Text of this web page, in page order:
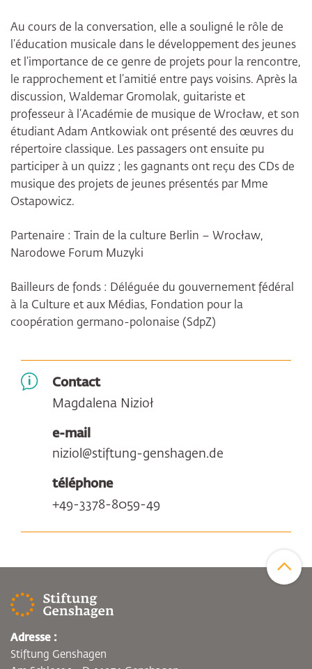
Au cours de la conversation, elle a souligné le rôle de
l’éducation musicale dans le développement des jeunes
et l’importance de ce genre de projets pour la rencontre,
le rapprochement et l’amitié entre pays voisins. Après la
discussion, Waldemar Gromolak, guitariste et
professeur à l’Académie de musique de Wrocław, et son
étudiant Adam Antkowiak ont présenté des œuvres du
répertoire classique. Les passagers ont ensuite pu
participer à un quizz ; les gagnants ont reçu des CDs de
musique des projets de jeunes présentés par Mme
Ostapowicz.
Partenaire : Train de la culture Berlin – Wrocław,
Narodowe Forum Muzyki
Bailleurs de fonds : Déléguée du gouvernement fédéral
à la Culture et aux Médias, Fondation pour la
coopération germano-polonaise (SdpZ)
Contact
Magdalena Nizioł
e-mail
niziol@stiftung-genshagen.de
téléphone
+49-3378-8059-49
Adresse :
Stiftung Genshagen